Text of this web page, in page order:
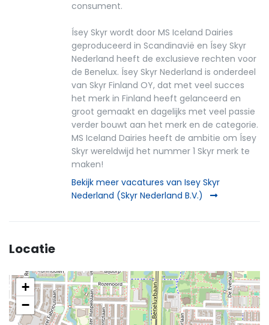
consument.
Ísey Skyr wordt door MS Iceland Dairies
geproduceerd in Scandinavië en Ísey Skyr
Nederland heeft de exclusieve rechten voor
de Benelux. Ísey Skyr Nederland is onderdeel
van Skyr Finland OY, dat met veel succes
het merk in Finland heeft gelanceerd en
groot gemaakt en dagelijks met veel passie
verder bouwt aan het merk en de categorie.
MS Iceland Dairies heeft de ambitie om Ísey
Skyr wereldwijd het nummer 1 Skyr merk te
maken!
Bekijk meer vacatures van Isey Skyr
Nederland (Skyr Nederland B.V.)
Locatie
+
−